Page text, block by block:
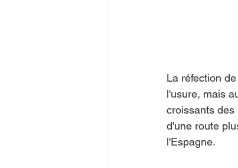
La réfection
l'usure, mais
croissants des
d'une route
l'Espagne.